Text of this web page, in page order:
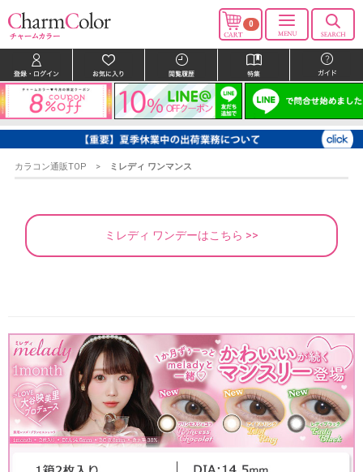
0
カラコン通販TOP ミレディ ワンマンス
ミレディ ワンデーはこちら >>